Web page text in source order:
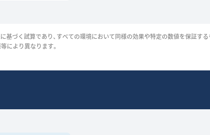
づく試算であり、すべての環境において同様の効果や特定の数値を保証する
により異なります。